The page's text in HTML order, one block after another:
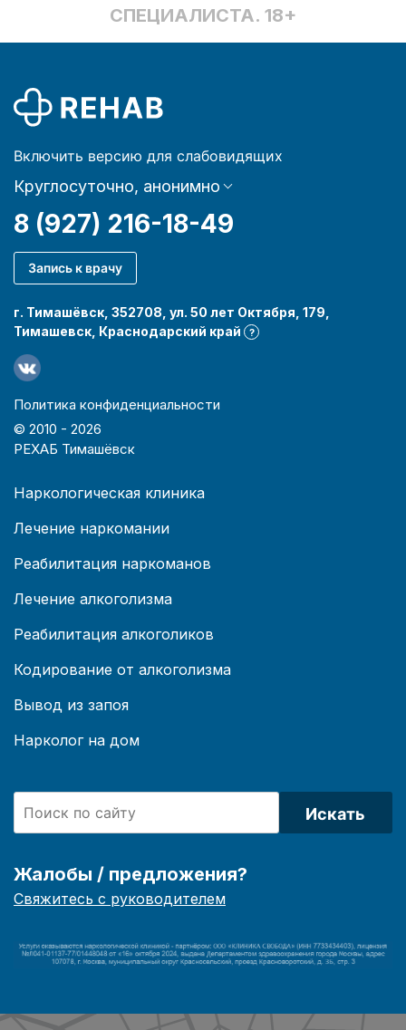
СПЕЦИАЛИСТА. 18+
Включить версию для слабовидящих
Круглосуточно, анонимно
8 (927) 216-18-49
Запись к врачу
г. Тимашёвск, 352708, ул. 50 лет Октября, 179,
Тимашевск, Краснодарский край
?
Политика конфиденциальности
© 2010 - 2026
РЕХАБ Тимашёвск
Наркологическая клиника
Лечение наркомании
Реабилитация наркоманов
Лечение алкоголизма
Реабилитация алкоголиков
Кодирование от алкоголизма
Вывод из запоя
Нарколог на дом
Искать
Жалобы / предложения?
Свяжитесь с руководителем